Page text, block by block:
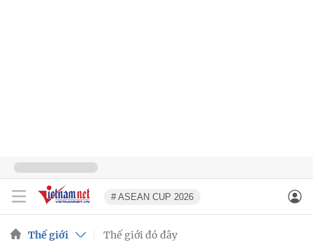
# ASEAN CUP 2026
Thế giới Thế giới đó đây